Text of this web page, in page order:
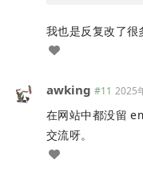
我也是反复改了很
awking #11 2025
在网站中都没留
交流呀。